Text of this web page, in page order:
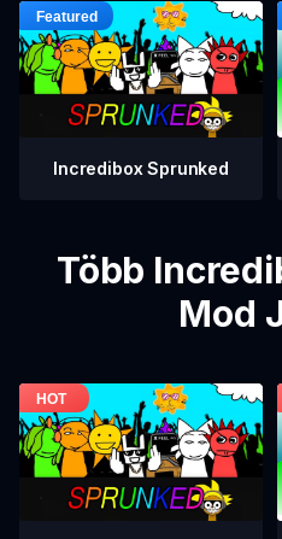
Incredibox Sprunked
Több
Mod